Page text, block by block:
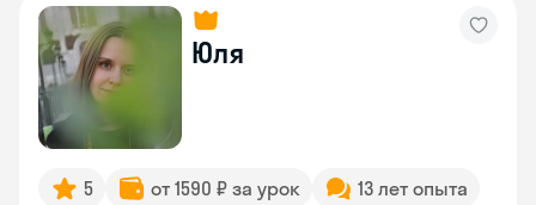
Юля
5 от 1590 ₽ за урок
13 лет опыта